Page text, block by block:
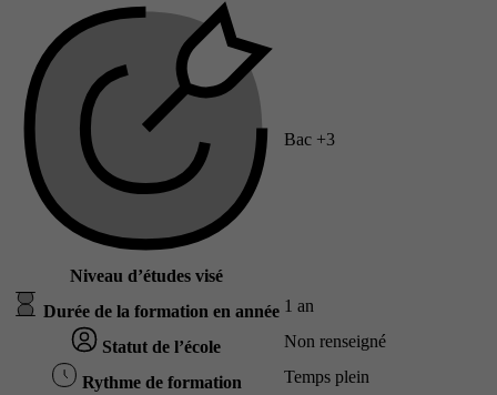
Niveau d’études visé
Bac +3
Durée de la formation en année 1 an
Statut de l’école Non renseigné
Rythme de formation Temps plein